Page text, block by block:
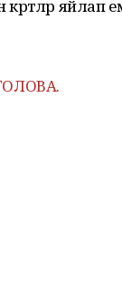
яйлап